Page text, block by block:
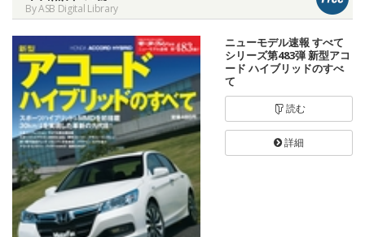
By ASB Digital Library
ニューモデル速報 すべて
シリーズ第483弾 新型アコ
ード ハイブリッドのすべ
て
読む
詳細